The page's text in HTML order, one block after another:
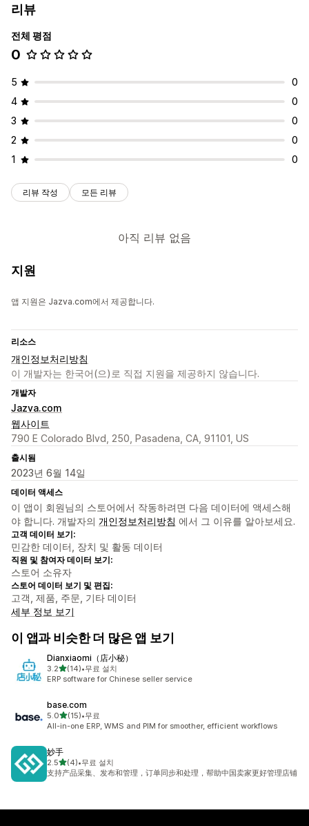
리뷰
전체 평점
0
5
0
4
0
3
0
2
0
1
0
리뷰 작성 모든 리뷰
아직 리뷰 없음
지원
앱 지원은 Jazva.com에서 제공합니다.
리소스
개인정보처리방침
이 개발자는 한국어(으)로 직접 지원을 제공하지 않습니다.
개발자
Jazva.com
웹사이트
790 E Colorado Blvd, 250, Pasadena, CA, 91101, US
출시됨
2023년 6월 14일
데이터 액세스
이 앱이 회원님의 스토어에서 작동하려면 다음 데이터에 액세스해
야 합니다. 개발자의 개인정보처리방침 에서 그 이유를 알아보세요.
고객 데이터 보기:
민감한 데이터, 장치 및 활동 데이터
직원 및 참여자 데이터 보기:
스토어 소유자
스토어 데이터 보기 및 편집:
고객, 제품, 주문, 기타 데이터
세부 정보 보기
이 앱과 비슷한 더 많은 앱 보기
Dianxiaomi（店小秘）
3.2별 5개 중
(14)
총 리뷰 14개
•무료 설치
ERP software for Chinese seller service
base.com
5.0별 5개 중
(15)
총 리뷰 15개
•무료
All-in-one ERP, WMS and PIM for smoother, efficient workflows
妙手
2.5별 5개 중
(4)
총 리뷰 4개
•무료 설치
支持产品采集、发布和管理，订单同步和处理，帮助中国卖家更好管理店铺